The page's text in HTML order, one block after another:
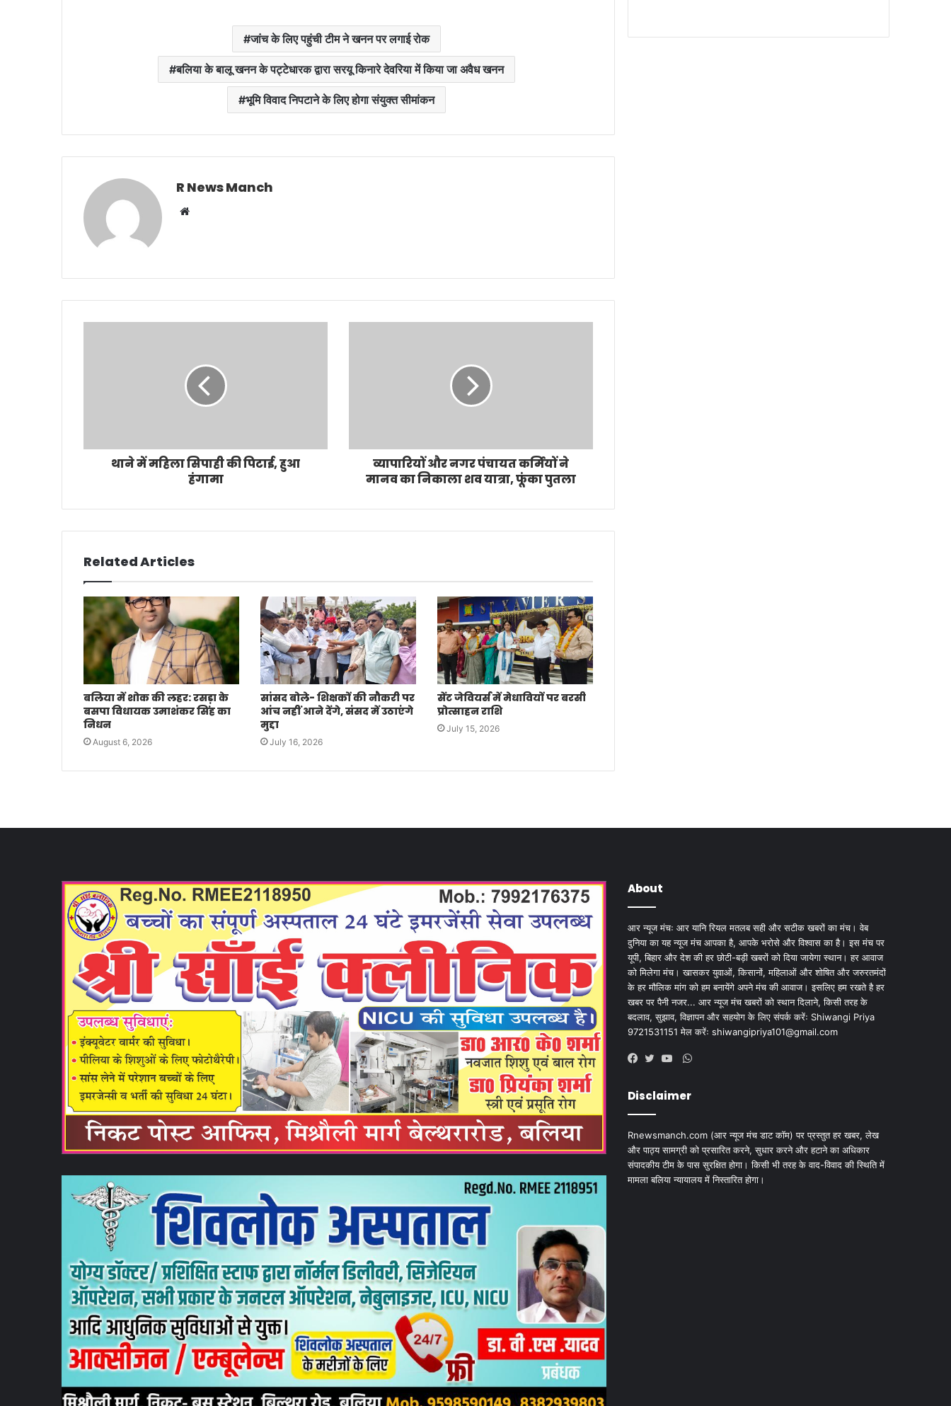
जांच के लिए पहुंची टीम ने खनन पर लगाई रोक
बलिया के बालू खनन के पट्टेधारक द्वारा सरयू किनारे देवरिया में किया जा अवैध खनन
भूमि विवाद निपटाने के लिए होगा संयुक्त सीमांकन
R News Manch
Website
थाने में महिला सिपाही की पिटाई, हुआ
हंगामा
व्यापारियों और नगर पंचायत कर्मियों ने
मानव का निकाला शव यात्रा, फूंका पुतला
Related Articles
बलिया में शोक की लहर: रसड़ा के
बसपा विधायक उमाशंकर सिंह का
निधन
August 6, 2026
सांसद बोले- शिक्षकों की नौकरी पर
आंच नहीं आने देंगे, संसद में उठाएंगे
मुद्दा
July 16, 2026
सेंट जेवियर्स में मेधावियों पर बरसी
प्रोत्साहन राशि
July 15, 2026
About
आर न्यूज मंचः आर यानि रियल मतलब सही और सटीक खबरों का मंच। वेब
दुनिया का यह न्यूज मंच आपका है, आपके भरोसे और विश्वास का है। इस मंच पर
यूपी, बिहार और देश की हर छोटी-बड़ी खबरों को दिया जायेगा स्थान। हर आवाज
को मिलेगा मंच। खासकर युवाओं, किसानों, महिलाओं और शोषित और जरुरतमंदों
के हर मौलिक मांग को हम बनायेंगे अपने मंच की आवाज। इसलिए हम रखते है हर
खबर पर पैनी नजर... आर न्यूज मंच खबरों को स्थान दिलाने, किसी तरह के
बदलाव, सुझाव, विज्ञापन और सहयोग के लिए संपर्क करेंः Shiwangi Priya
9721531151 मेल करेंः shiwangipriya101@gmail.com
WhatsApp
Disclaimer
Rnewsmanch.com (आर न्यूज मंच डाट काॅम) पर प्रस्तुत हर खबर, लेख
और पाठ्य सामग्री को प्रसारित करने, सुधार करने और हटाने का अधिकार
संपादकीय टीम के पास सुरक्षित होगा। किसी भी तरह के वाद-विवाद की स्थिति में
मामला बलिया न्यायालय में निस्तारित होगा।